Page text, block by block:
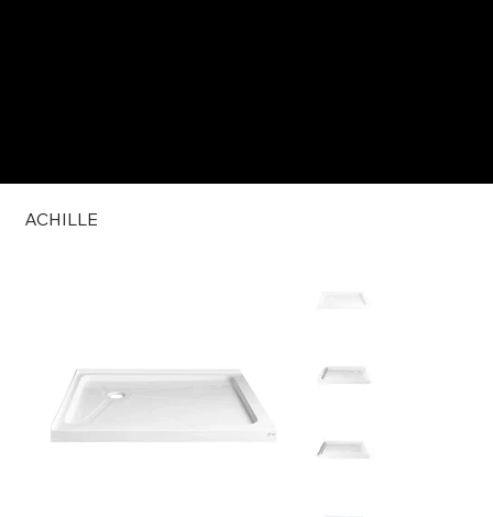
ACHILLE